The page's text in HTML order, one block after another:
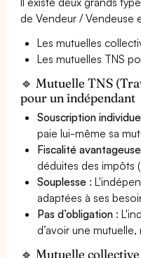
de Vendeur / Vendeuse
Les mutuelles
Les mutuelles TNS
🔹 Mutuelle TNS
pour un indépendant
Souscription
paie lui-même sa
Fiscalité avantageuse
déduites des impôts
Souplesse :
adaptées à ses
Pas d’obligation :
d’avoir une
🔹 Mutuelle